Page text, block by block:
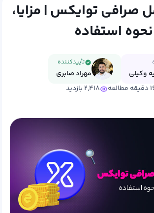
صرافی توایکس | مزایا،
استفاده
وکیلی
تأییدکننده
مهراد صابری
۲,۴۱۸ بازدید